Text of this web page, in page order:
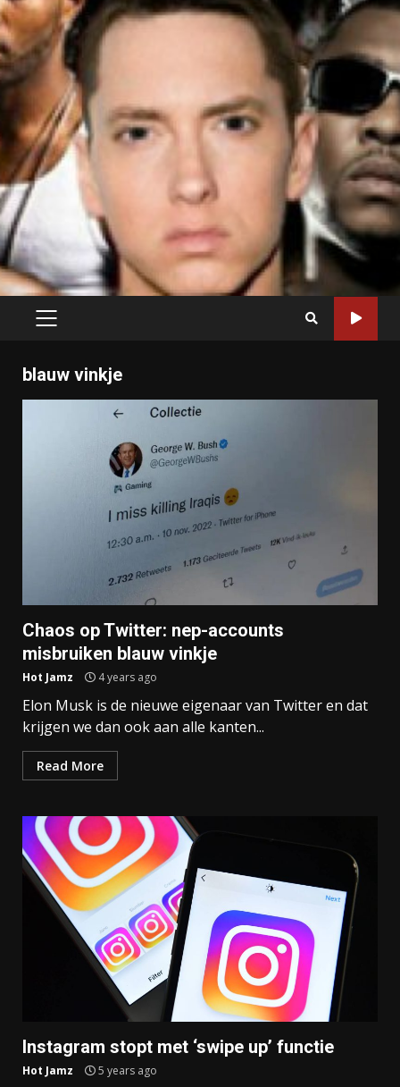
PRIMARY
blauw vinkje
Chaos op Twitter: nep-accounts
misbruiken blauw vinkje
Hot Jamz 4 years ago
Elon Musk is de nieuwe eigenaar van Twitter en dat
krijgen we dan ook aan alle kanten...
Read More
Instagram stopt met ‘swipe up’ functie
Hot Jamz 5 years ago